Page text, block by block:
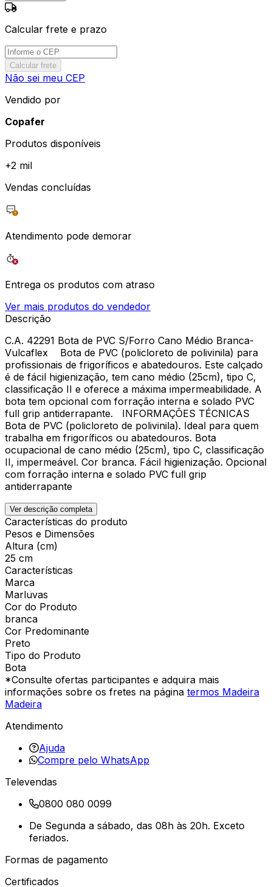
Calcular frete e prazo
Calcular frete
Não sei meu CEP
Vendido por
Copafer
Produtos disponíveis
+2 mil
Vendas concluídas
Atendimento pode demorar
Entrega os produtos com atraso
Ver mais produtos do vendedor
Descrição
C.A. 42291 Bota de PVC S/Forro Cano Médio Branca-
Vulcaflex Bota de PVC (policloreto de polivinila) para
profissionais de frigoríficos e abatedouros. Este calçado
é de fácil higienização, tem cano médio (25cm), tipo C,
classificação II e oferece a máxima impermeabilidade. A
bota tem opcional com forração interna e solado PVC
full grip antiderrapante. INFORMAÇÕES TÉCNICAS
Bota de PVC (policloreto de polivinila). Ideal para quem
trabalha em frigoríficos ou abatedouros. Bota
ocupacional de cano médio (25cm), tipo C, classificação
II, impermeável. Cor branca. Fácil higienização. Opcional
com forração interna e solado PVC full grip
antiderrapante
Ver descrição completa
Características do produto
Pesos e Dimensões
Altura (cm)
25 cm
Características
Marca
Marluvas
Cor do Produto
branca
Cor Predominante
Preto
Tipo do Produto
Bota
*Consulte ofertas participantes e adquira mais
informações sobre os fretes na página termos Madeira
Madeira
Atendimento
Ajuda
Compre pelo WhatsApp
Televendas
0800 080 0099
De Segunda a sábado, das 08h às 20h. Exceto
feriados.
Formas de pagamento
Certificados